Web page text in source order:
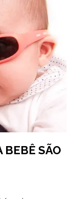
BEBÊ SÃO